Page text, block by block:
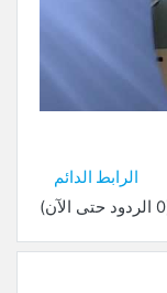
الرابط الدائم